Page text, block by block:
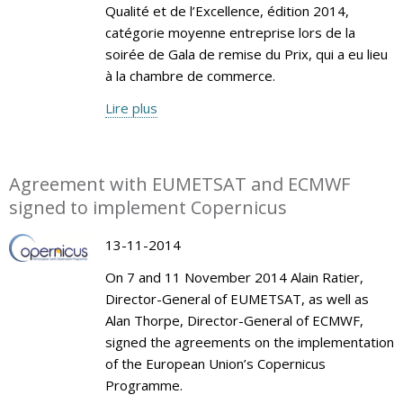
Qualité et de l’Excellence, édition 2014,
catégorie moyenne entreprise lors de la
soirée de Gala de remise du Prix, qui a eu lieu
à la chambre de commerce.
Lire plus
Agreement with EUMETSAT and ECMWF
signed to implement Copernicus
13-11-2014
On 7 and 11 November 2014 Alain Ratier,
Director-General of EUMETSAT, as well as
Alan Thorpe, Director-General of ECMWF,
signed the agreements on the implementation
of the European Union’s Copernicus
Programme.